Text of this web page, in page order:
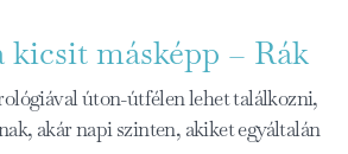
másképp – Rák
úton-útfélen lehet találkozni,
akár napi szinten, akiket egyáltalán